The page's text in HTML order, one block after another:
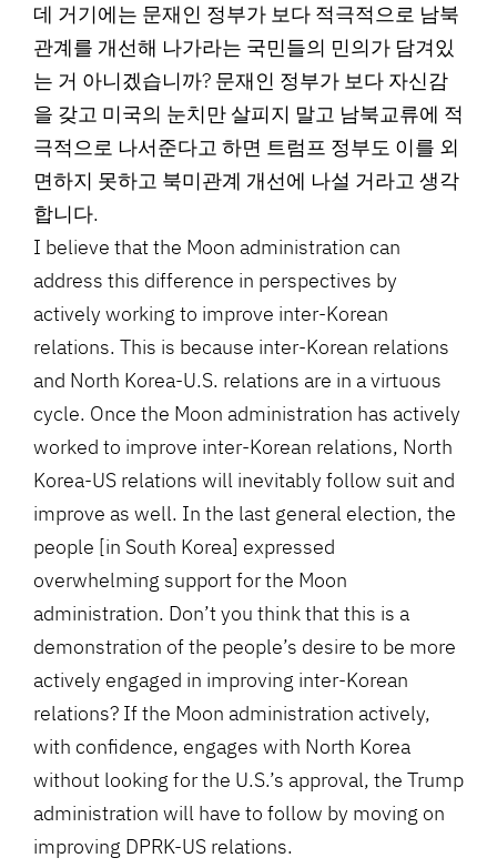
데 거기에는 문재인 정부가 보다 적극적으로 남북
관계를 개선해 나가라는 국민들의 민의가 담겨있
는 거 아니겠습니까? 문재인 정부가 보다 자신감
을 갖고 미국의 눈치만 살피지 말고 남북교류에 적
극적으로 나서준다고 하면 트럼프 정부도 이를 외
면하지 못하고 북미관계 개선에 나설 거라고 생각
합니다.
I believe that the Moon administration can
address this difference in perspectives by
actively working to improve inter-Korean
relations. This is because inter-Korean relations
and North Korea-U.S. relations are in a virtuous
cycle. Once the Moon administration has actively
worked to improve inter-Korean relations, North
Korea-US relations will inevitably follow suit and
improve as well. In the last general election, the
people [in South Korea] expressed
overwhelming support for the Moon
administration. Don’t you think that this is a
demonstration of the people’s desire to be more
actively engaged in improving inter-Korean
relations? If the Moon administration actively,
with confidence, engages with North Korea
without looking for the U.S.’s approval, the Trump
administration will have to follow by moving on
improving DPRK-US relations.